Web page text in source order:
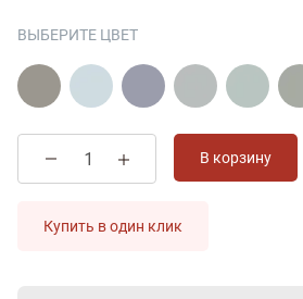
ВЫБЕРИТЕ ЦВЕТ
В корзину
Купить в один клик